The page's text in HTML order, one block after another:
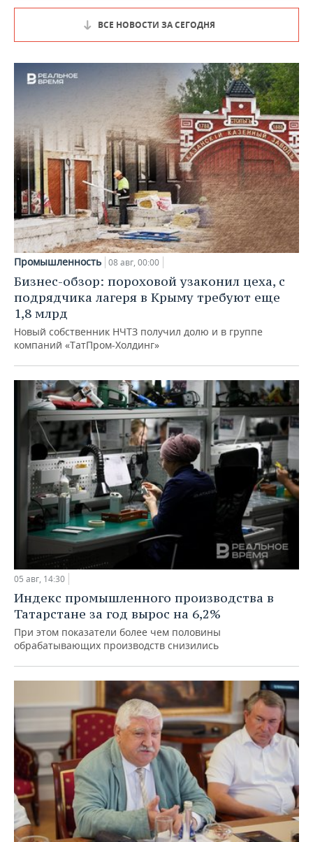
ВСЕ НОВОСТИ ЗА СЕГОДНЯ
Промышленность 08 авг, 00:00
Бизнес-обзор: пороховой узаконил цеха, с
подрядчика лагеря в Крыму требуют еще
1,8 млрд
Новый собственник НЧТЗ получил долю и в группе
компаний «ТатПром-Холдинг»
05 авг, 14:30
Индекс промышленного производства в
Татарстане за год вырос на 6,2%
При этом показатели более чем половины
обрабатывающих производств снизились